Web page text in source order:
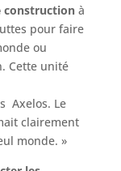
constructionà
pour faire
ou
Cette unité
Axelos. Le
clairement
monde. »